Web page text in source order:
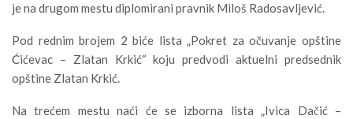
je na drugom mestu diplomirani pravnik Miloš Radosavljević.
Pod rednim brojem 2 biće lista „Pokret za očuvanje opštine
Ćićevac – Zlatan Krkić“ koju predvodi aktuelni predsednik
opštine Zlatan Krkić.
Na trećem mestu naći će se izborna lista „Ivica Dačić –